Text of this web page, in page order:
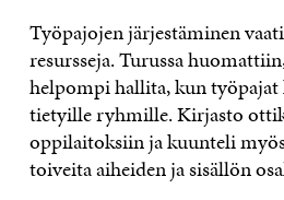
Työpajojen järjestäminen
resursseja. Turussa
helpompi hallita, kun työpajat
tietyille ryhmille. Kirjasto
oppilaitoksiin ja kuunteli
toiveita aiheiden ja sisällön